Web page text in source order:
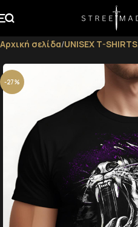
Αρχική σελίδα UNISEX T-SHIRTS
-27%